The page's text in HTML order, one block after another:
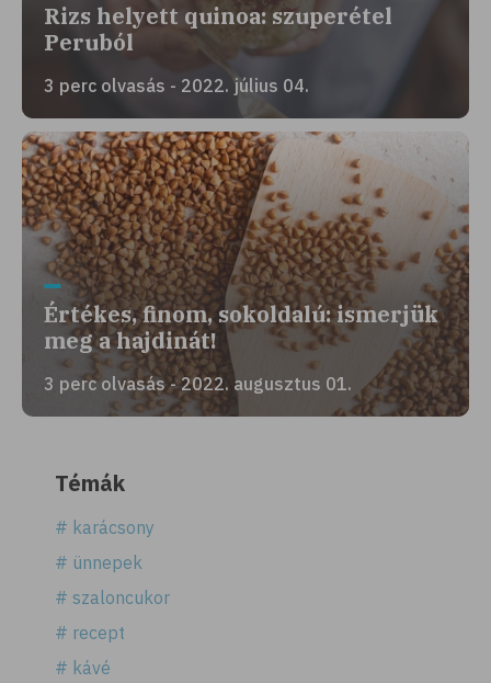
Rizs helyett quinoa: szuperétel
Peruból
3 perc olvasás - 2022. július 04.
Értékes, finom, sokoldalú: ismerjük
meg a hajdinát!
3 perc olvasás - 2022. augusztus 01.
Témák
# karácsony
# ünnepek
# szaloncukor
# recept
# kávé